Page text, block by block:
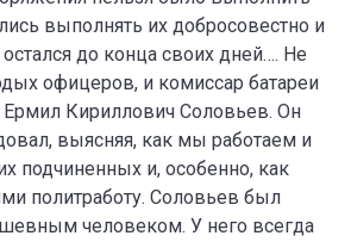
выполнять их добросовестно и
до конца своих дней…. Не
офицеров, и комиссар батареи
Ермил Кириллович Соловьев. Он
выясняя, как мы работаем и
подчиненных и, особенно, как
политработу. Соловьев был
человеком. У него всегда